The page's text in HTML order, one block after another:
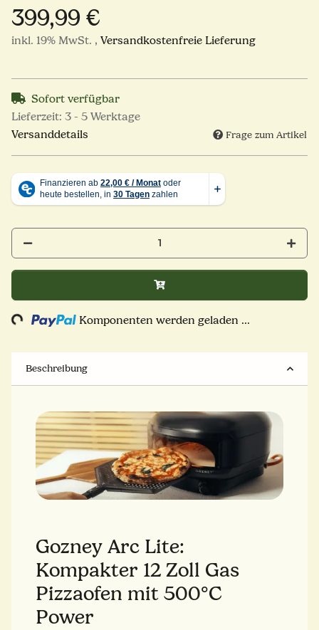
399,99 €
inkl. 19% MwSt. , Versandkostenfreie Lieferung
Sofort verfügbar
Lieferzeit: 3 - 5 Werktage
Versanddetails
Frage zum Artikel
Loading... Komponenten werden geladen ...
Beschreibung
Gozney Arc Lite:
Kompakter 12 Zoll Gas
Pizzaofen mit 500°C
Power